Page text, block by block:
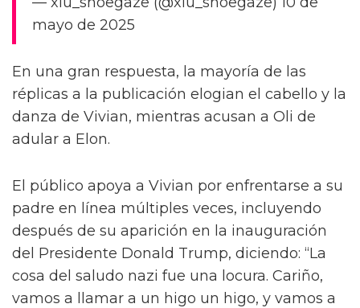
mayo de 2025
En una gran respuesta, la mayoría de las
réplicas a la publicación elogian el cabello y la
danza de Vivian, mientras acusan a Oli de
adular a Elon.
El público apoya a Vivian por enfrentarse a su
padre en línea múltiples veces, incluyendo
después de su aparición en la inauguración
del Presidente Donald Trump, diciendo: “La
cosa del saludo nazi fue una locura. Cariño,
vamos a llamar a un higo un higo, y vamos a